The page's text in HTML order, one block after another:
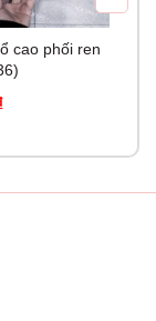
cao phối ren